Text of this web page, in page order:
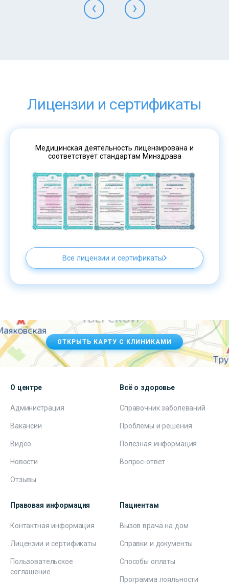
Лицензии и сертификаты
Медицинская деятельность лицензирована и
соответствует стандартам Минздрава
Все лицензии и сертификаты
ОТКРЫТЬ КАРТУ С КЛИНИКАМИ
О центре
Администрация
Вакансии
Видео
Новости
Отзывы
Всё о здоровье
Справочник заболеваний
Проблемы и решения
Полезная информация
Вопрос-ответ
Правовая информация
Контактная информация
Лицензии и сертификаты
Пользовательское
соглашение
Пациентам
Вызов врача на дом
Справки и документы
Способы оплаты
Программа лояльности